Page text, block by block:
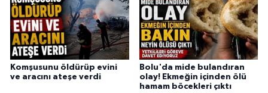
Komşusunu öldürüp evini
ve aracını ateşe verdi
Bolu'da mide bulandıran
olay! Ekmeğin içinden ölü
hamam böcekleri çıktı